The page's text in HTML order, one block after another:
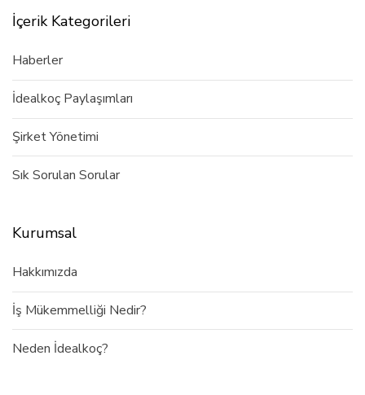
İçerik Kategorileri
Haberler
İdealkoç Paylaşımları
Şirket Yönetimi
Sık Sorulan Sorular
Kurumsal
Hakkımızda
İş Mükemmelliği Nedir?
Neden İdealkoç?